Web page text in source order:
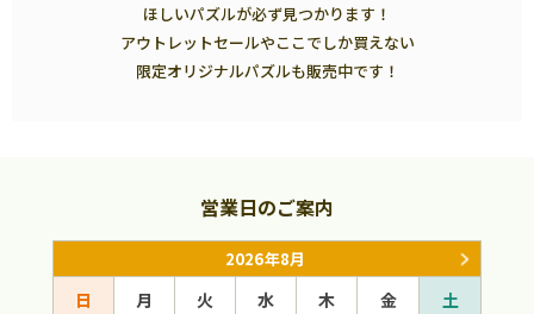
ほしいパズルが必ず見つかります！
アウトレットセールやここでしか買えない
限定オリジナルパズルも販売中です！
営業日のご案内
2026年8月
日 月 火 水 木 金
土